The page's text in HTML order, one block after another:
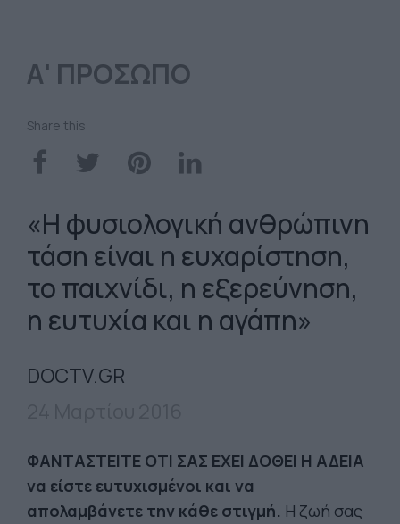
Α' ΠΡΟΣΩΠΟ
Share this
«Η φυσιολογική ανθρώπινη
τάση είναι η ευχαρίστηση,
το παιχνίδι, η εξερεύνηση,
η ευτυχία και η αγάπη»
DOCTV.GR
ΦΑΝΤΑΣΤΕΙΤΕ ΟΤΙ ΣΑΣ ΕΧΕΙ ΔΟΘΕΙ Η ΑΔΕΙΑ
να είστε ευτυχισμένοι και να
απολαμβάνετε την κάθε στιγμή. Η ζωή σας